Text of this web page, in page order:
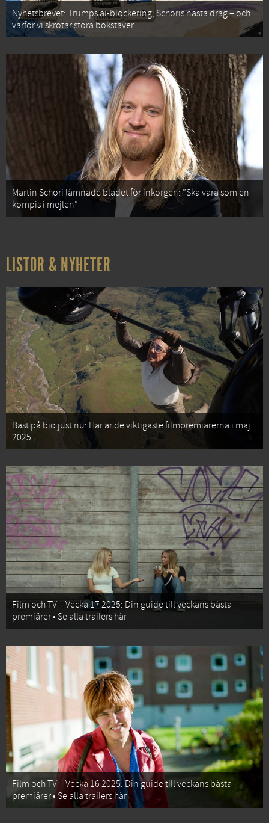
Nyhetsbrevet: Trumps ai-blockering, Schoris nästa drag – och
varför vi skrotar stora bokstäver
Martin Schori lämnade bladet för inkorgen: ”Ska vara som en
kompis i mejlen”
LISTOR & NYHETER
Bäst på bio just nu: Här är de viktigaste filmpremiärerna i maj
2025
Film och TV – Vecka 17 2025: Din guide till veckans bästa
premiärer • Se alla trailers här
Film och TV – Vecka 16 2025: Din guide till veckans bästa
premiärer • Se alla trailers här